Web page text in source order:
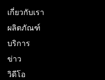
เกี่ยวกับเรา
ผลิตภัณฑ์
บริการ
ข่าว
วิดีโอ